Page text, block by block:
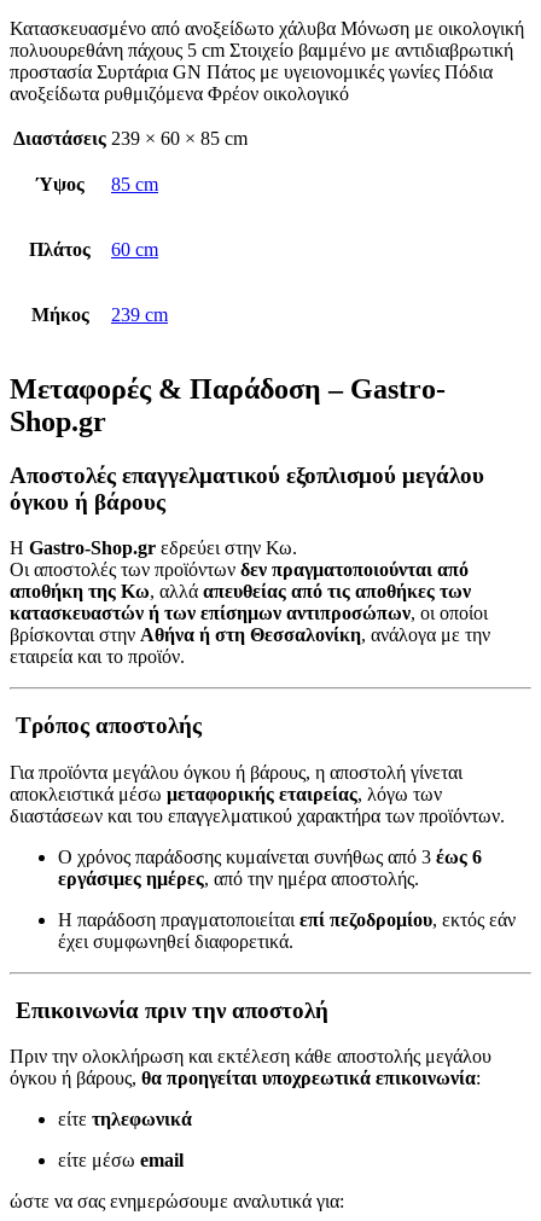
Κατασκευασμένο από ανοξείδωτο χάλυβα Μόνωση με οικολογική
πολυουρεθάνη πάχους 5 cm Στοιχείο βαμμένο με αντιδιαβρωτική
προστασία Συρτάρια GN Πάτος με υγειονομικές γωνίες Πόδια
ανοξείδωτα ρυθμιζόμενα Φρέον οικολογικό
Διαστάσεις 239 × 60 × 85 cm
Ύψος 85 cm
Πλάτος 60 cm
Μήκος 239 cm
Μεταφορές & Παράδοση – Gastro-
Shop.gr
Αποστολές επαγγελματικού εξοπλισμού μεγάλου
όγκου ή βάρους
Η Gastro-Shop.gr εδρεύει στην Κω.
Οι αποστολές των προϊόντων δεν πραγματοποιούνται από
αποθήκη της Κω, αλλά απευθείας από τις αποθήκες των
κατασκευαστών ή των επίσημων αντιπροσώπων, οι οποίοι
βρίσκονται στην Αθήνα ή στη Θεσσαλονίκη, ανάλογα με την
εταιρεία και το προϊόν.
Τρόπος αποστολής
Για προϊόντα μεγάλου όγκου ή βάρους, η αποστολή γίνεται
αποκλειστικά μέσω μεταφορικής εταιρείας, λόγω των
διαστάσεων και του επαγγελματικού χαρακτήρα των προϊόντων.
Ο χρόνος παράδοσης κυμαίνεται συνήθως από 3 έως 6
εργάσιμες ημέρες, από την ημέρα αποστολής.
Η παράδοση πραγματοποιείται επί πεζοδρομίου, εκτός εάν
έχει συμφωνηθεί διαφορετικά.
Επικοινωνία πριν την αποστολή
Πριν την ολοκλήρωση και εκτέλεση κάθε αποστολής μεγάλου
όγκου ή βάρους, θα προηγείται υποχρεωτικά επικοινωνία:
είτε τηλεφωνικά
είτε μέσω email
ώστε να σας ενημερώσουμε αναλυτικά για: